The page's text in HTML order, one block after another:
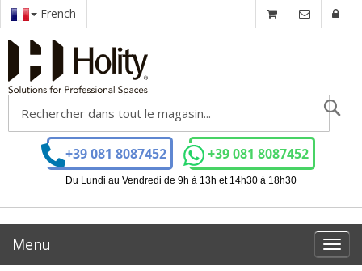
French
+39 081 8087452 +39 081 8087452
Du Lundi au Vendredi de 9h à 13h et 14h30 à 18h30
Menu